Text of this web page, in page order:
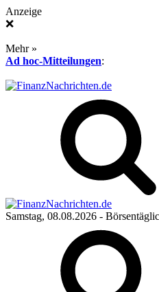
Anzeige
❌
Mehr »
Ad hoc-Mitteilungen:
Samstag, 08.08.2026 -